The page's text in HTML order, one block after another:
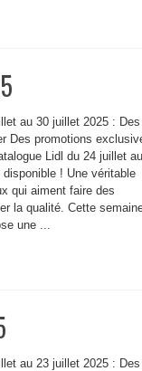
au 30 juillet 2025 : Des
Des promotions
Lidl du 24 juillet au
! Une véritable
qui aiment faire des
la qualité. Cette
une ...
au 23 juillet 2025 : Des